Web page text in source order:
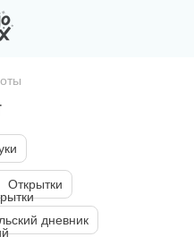
Открытки
дневник